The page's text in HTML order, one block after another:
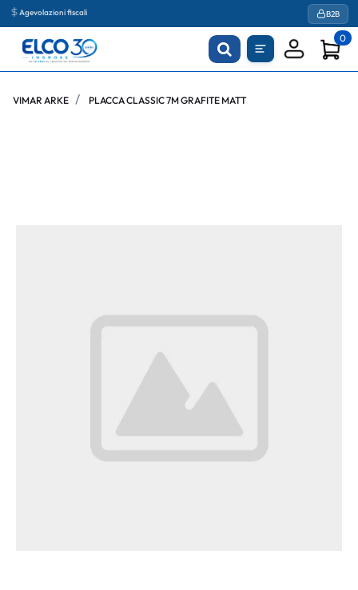
Agevolazioni fiscali B2B
0
VIMAR ARKE PLACCA CLASSIC 7M GRAFITE MATT